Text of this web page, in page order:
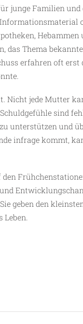
junge Familien und
Hebammen
das Thema
erfahren oft
Nicht jede Mutter
sind
unterstützen und
infrage kommt,
geben den
Leben.